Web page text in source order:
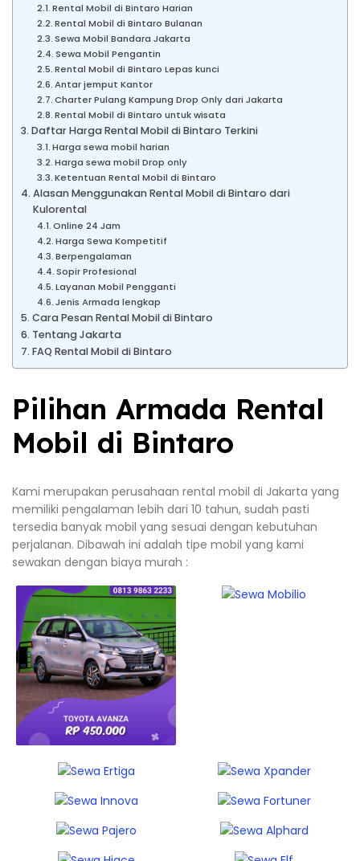
Rental Mobil di Bintaro Harian
Rental Mobil di Bintaro Bulanan
Sewa Mobil Bandara Jakarta
Sewa Mobil Pengantin
Rental Mobil di Bintaro Lepas kunci
Antar jemput Kantor
Charter Pulang Kampung Drop Only dari Jakarta
Rental Mobil di Bintaro untuk wisata
Daftar Harga Rental Mobil di Bintaro Terkini
Harga sewa mobil harian
Harga sewa mobil Drop only
Ketentuan Rental Mobil di Bintaro
Alasan Menggunakan Rental Mobil di Bintaro dari
Kulorental
Online 24 Jam
Harga Sewa Kompetitif
Berpengalaman
Sopir Profesional
Layanan Mobil Pengganti
Jenis Armada lengkap
Cara Pesan Rental Mobil di Bintaro
Tentang Jakarta
FAQ Rental Mobil di Bintaro
Pilihan Armada Rental
Mobil di Bintaro
Kami merupakan perusahaan rental mobil di Jakarta yang
memiliki pengalaman lebih dari 10 tahun, sudah pasti
tersedia banyak mobil yang sesuai dengan kebutuhan
perjalanan. Dibawah ini adalah tipe mobil yang kami
sewakan dengan biaya murah :